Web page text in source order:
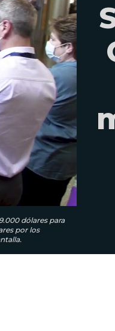
dólares para
por los